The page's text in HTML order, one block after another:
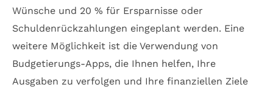
Wünsche und 20 % für Ersparnisse oder
Schuldenrückzahlungen eingeplant werden. Eine
weitere Möglichkeit ist die Verwendung von
Budgetierungs-Apps, die Ihnen helfen, Ihre
Ausgaben zu verfolgen und Ihre finanziellen Ziele